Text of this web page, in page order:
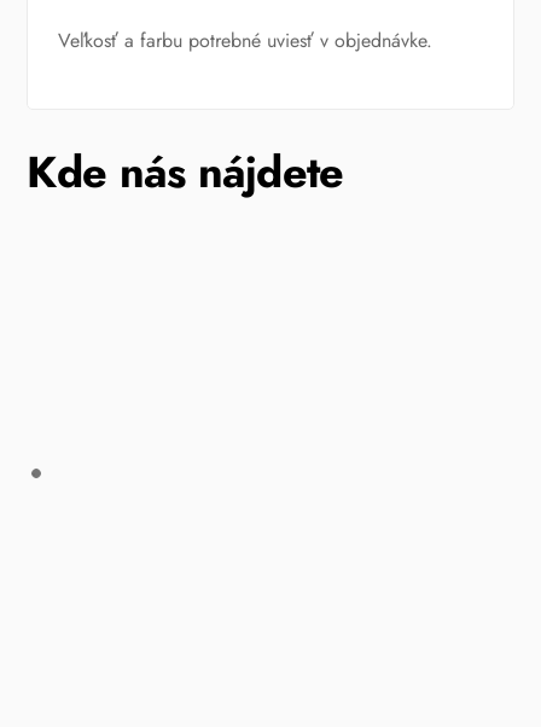
Veľkosť a farbu potrebné uviesť v objednávke.
Kde nás nájdete